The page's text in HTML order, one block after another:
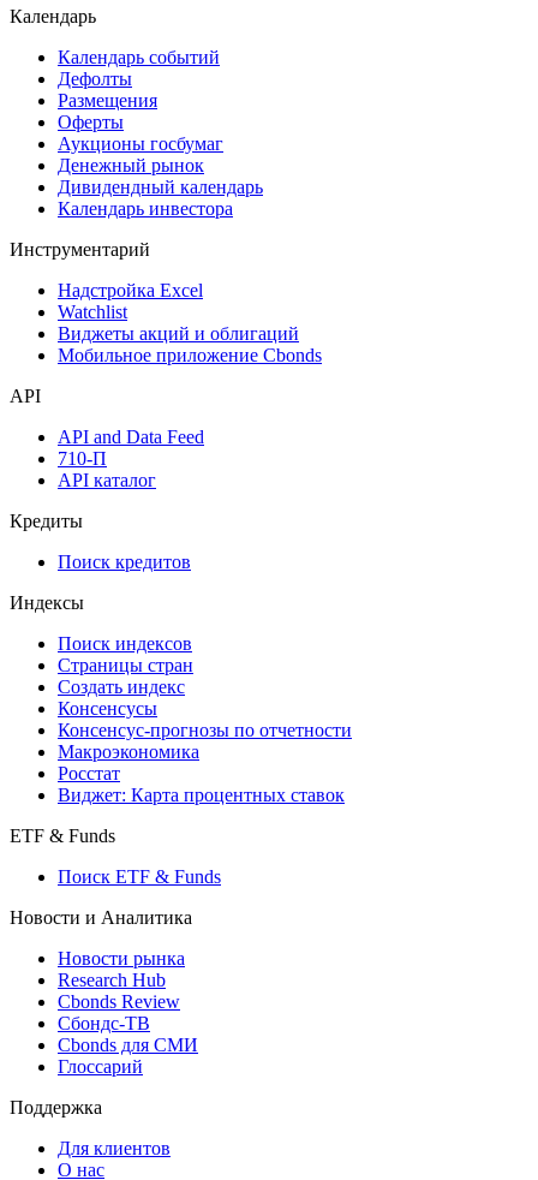
Календарь
Календарь событий
Дефолты
Размещения
Оферты
Аукционы госбумаг
Денежный рынок
Дивидендный календарь
Календарь инвестора
Инструментарий
Надстройка Excel
Watchlist
Виджеты акций и облигаций
Мобильное приложение Cbonds
API
API and Data Feed
710-П
API каталог
Кредиты
Поиск кредитов
Индексы
Поиск индексов
Страницы стран
Создать индекс
Консенсусы
Консенсус-прогнозы по отчетности
Макроэкономика
Росстат
Виджет: Карта процентных ставок
ETF & Funds
Поиск ETF & Funds
Новости и Аналитика
Новости рынка
Research Hub
Cbonds Review
Сбондс-ТВ
Cbonds для СМИ
Глоссарий
Поддержка
Для клиентов
О нас